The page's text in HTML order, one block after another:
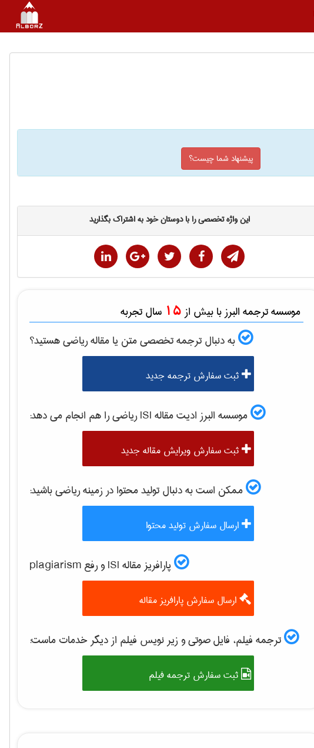
پیشنهاد شما چیست؟
این واژه تخصصی را با دوستان خود به اشتراک بگذارید
موسسه ترجمه البرز با بیش از 15 سال تجربه
به دنبال ترجمه تخصصی متن یا مقالهرياضیهستید؟
ثبت سفارش ترجمه جدید
موسسه البرز ادیت مقاله ISI رياضیرا هم انجام می دهد:
ثبت سفارش ویرایش مقاله جدید
ممکن است به دنبال تولید محتوا در زمینهرياضیباشید:
ارسال سفارش تولید محتوا
پارافریز مقاله ISI و رفع plagiarism
ارسال سفارش پارافریز مقاله
ترجمه فیلم، فایل صوتی و زیر نویس فیلم از دیگر خدمات ماست:
ثبت سفارش ترجمه فیلم